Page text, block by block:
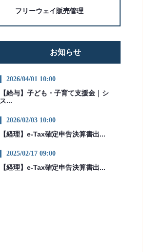
フリーウェイ販売管理
お知らせ
2026/04/01 10:00
【給与】子ども・子育て支援金｜シ
ス...
2026/02/03 10:00
【経理】e-Tax確定申告決算書出...
2025/02/17 09:00
【経理】e-Tax確定申告決算書出...